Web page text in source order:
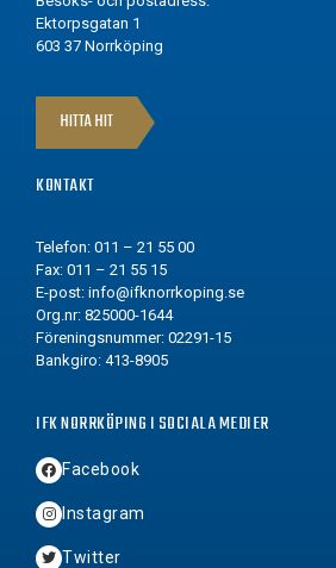
Ektorpsgatan 1
603 37 Norrköping
HITTA HIT
KONTAKT
Telefon: 011 – 21 55 00
Fax: 011 – 21 55 15
E-post: info@ifknorrkoping.se
Org.nr: 825000-1644
Föreningsnummer: 02291-15
Bankgiro: 413-8905
IFK NORRKÖPING I SOCIALA MEDIER
Facebook
Instagram
Twitter